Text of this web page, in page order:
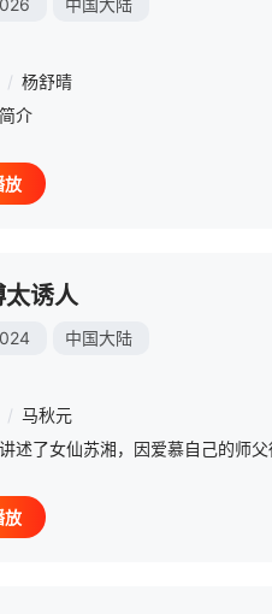
中国大陆
/ 杨舒晴
介
放
诱人
中国大陆
/ 马秋元
放